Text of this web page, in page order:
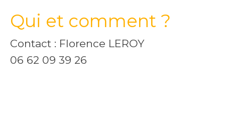
Qui et comment ?
Contact : Florence LEROY
06 62 09 39 26